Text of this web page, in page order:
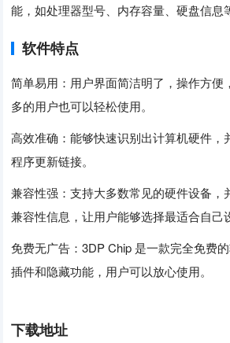
能，如处理器型号、内存容量、硬盘信息
软件特点
简单易用：用户界面简洁明了，操作方便
多的用户也可以轻松使用。
高效准确：能够快速识别出计算机硬件，
程序更新链接。
兼容性强：支持大多数常见的硬件设备，
兼容性信息，让用户能够选择最适合自己
免费无广告：3DP Chip 是一款完全免费
插件和隐藏功能，用户可以放心使用。
下载地址